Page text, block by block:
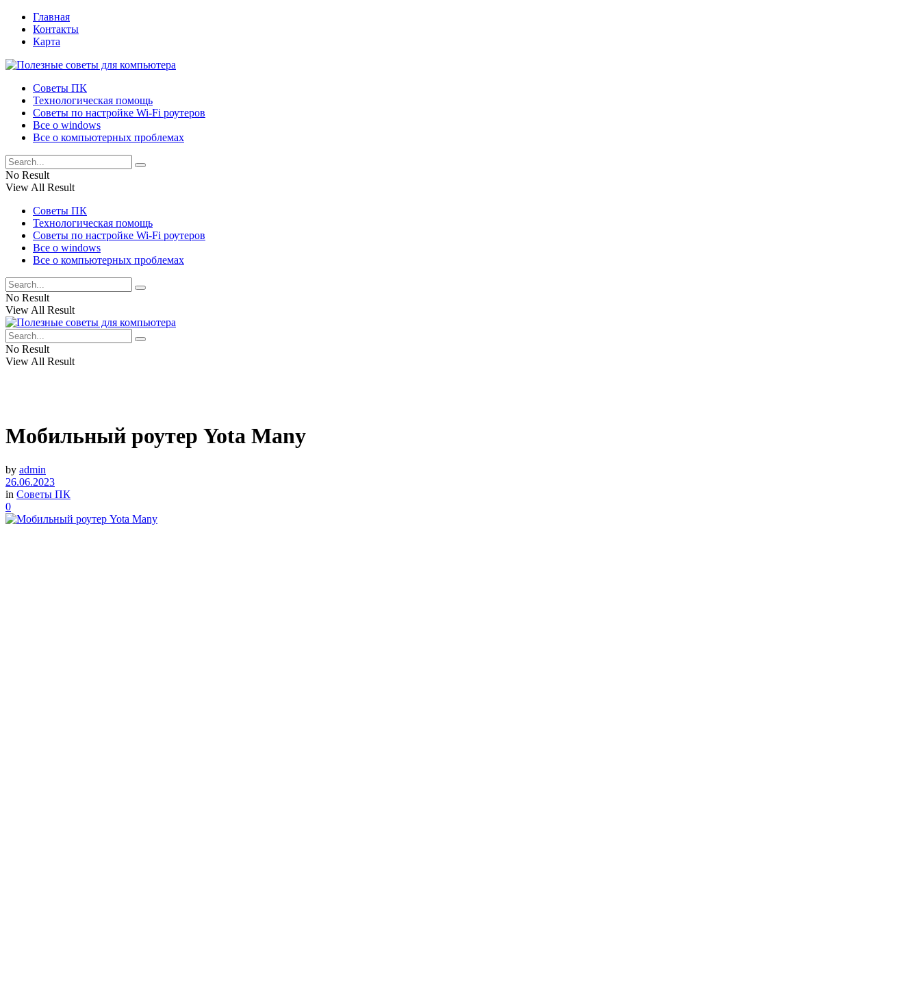
Главная
Контакты
Карта
Советы ПК
Технологическая помощь
Советы по настройке Wi-Fi роутеров
Все о windows
Все о компьютерных проблемах
No Result
View All Result
Советы ПК
Технологическая помощь
Советы по настройке Wi-Fi роутеров
Все о windows
Все о компьютерных проблемах
No Result
View All Result
No Result
View All Result
Мобильный роутер Yota Many
by admin
26.06.2023
in Советы ПК
0